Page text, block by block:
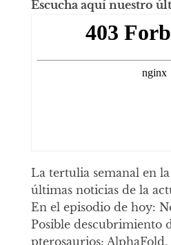
Escucha aquí nuestro
La tertulia semanal en
últimas noticias de la
En el episodio de hoy:
Posible descubrimiento
pterosaurios;